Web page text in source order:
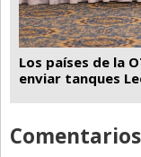
Los países de la
enviar tanques
Comentarios